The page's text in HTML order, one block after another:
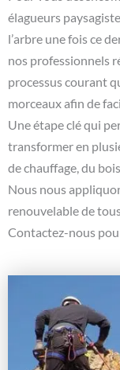
élagueurs
l’arbre une fois ce
nos professionnels
processus courant
morceaux afin de
Une étape clé qui
transformer en
de chauffage, du
Nous nous
renouvelable de
Contactez-nous